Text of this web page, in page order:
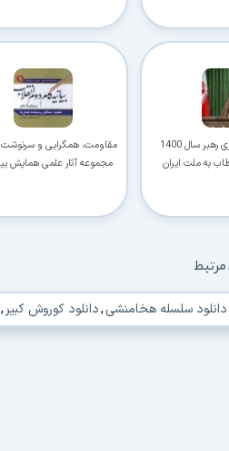
سال 1400
به ملت ایران
مقاومت، همگرایی و سرنوشت
مجموعه آثار علمی همایش
دانلود سلسله هخامنشی,دانلود کوروش کبیر ,